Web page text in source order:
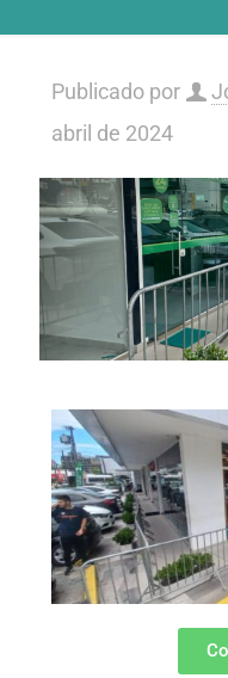
Publicado por
abril de 2024